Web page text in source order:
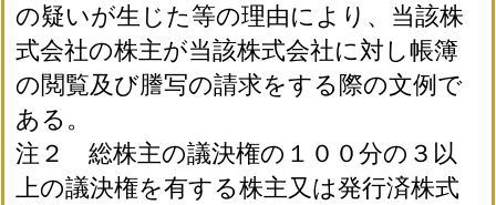
の疑いが生じた等の理由により、当該株
式会社の株主が当該株式会社に対し帳簿
の閲覧及び謄写の請求をする際の文例で
ある。
注２ 総株主の議決権の１００分の３以
上の議決権を有する株主又は発行済株式